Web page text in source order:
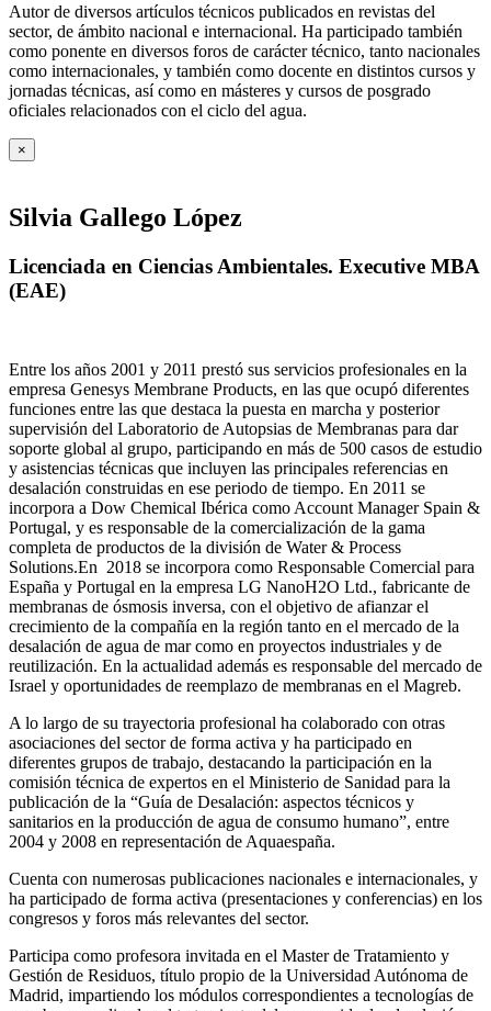
Autor de diversos artículos técnicos publicados en revistas del
sector, de ámbito nacional e internacional. Ha participado también
como ponente en diversos foros de carácter técnico, tanto nacionales
como internacionales, y también como docente en distintos cursos y
jornadas técnicas, así como en másteres y cursos de posgrado
oficiales relacionados con el ciclo del agua.
×
Silvia Gallego López
Licenciada en Ciencias Ambientales. Executive MBA
(EAE)
Entre los años 2001 y 2011 prestó sus servicios profesionales en la
empresa Genesys Membrane Products, en las que ocupó diferentes
funciones entre las que destaca la puesta en marcha y posterior
supervisión del Laboratorio de Autopsias de Membranas para dar
soporte global al grupo, participando en más de 500 casos de estudio
y asistencias técnicas que incluyen las principales referencias en
desalación construidas en ese periodo de tiempo. En 2011 se
incorpora a Dow Chemical Ibérica como Account Manager Spain &
Portugal, y es responsable de la comercialización de la gama
completa de productos de la división de Water & Process
Solutions.En 2018 se incorpora como Responsable Comercial para
España y Portugal en la empresa LG NanoH2O Ltd., fabricante de
membranas de ósmosis inversa, con el objetivo de afianzar el
crecimiento de la compañía en la región tanto en el mercado de la
desalación de agua de mar como en proyectos industriales y de
reutilización. En la actualidad además es responsable del mercado de
Israel y oportunidades de reemplazo de membranas en el Magreb.
A lo largo de su trayectoria profesional ha colaborado con otras
asociaciones del sector de forma activa y ha participado en
diferentes grupos de trabajo, destacando la participación en la
comisión técnica de expertos en el Ministerio de Sanidad para la
publicación de la “Guía de Desalación: aspectos técnicos y
sanitarios en la producción de agua de consumo humano”, entre
2004 y 2008 en representación de Aquaespaña.
Cuenta con numerosas publicaciones nacionales e internacionales, y
ha participado de forma activa (presentaciones y conferencias) en los
congresos y foros más relevantes del sector.
Participa como profesora invitada en el Master de Tratamiento y
Gestión de Residuos, título propio de la Universidad Autónoma de
Madrid, impartiendo los módulos correspondientes a tecnologías de